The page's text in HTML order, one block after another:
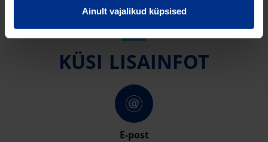
Ainult vajalikud küpsised
KÜSI LISAINFOT
E-post